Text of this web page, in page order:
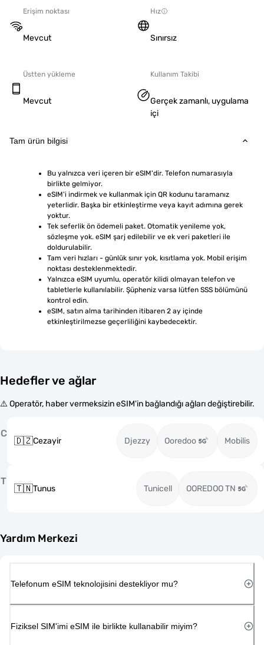
Erişim noktası
Mevcut
Hız
Sınırsız
Üstten yükleme
Mevcut
Kullanım Takibi
Gerçek zamanlı, uygulama
içi
Tam ürün bilgisi
Bu yalnızca veri içeren bir eSIM'dir. Telefon numarasıyla
birlikte gelmiyor.
eSIM'i indirmek ve kullanmak için QR kodunu taramanız
yeterlidir. Başka bir etkinleştirme veya kayıt adımına gerek
yoktur.
Tek seferlik ön ödemeli paket. Otomatik yenileme yok,
sözleşme yok. eSIM şarj edilebilir ve ek veri paketleri ile
doldurulabilir.
Tam veri hızları - günlük sınır yok, kısıtlama yok. Mobil erişim
noktası desteklenmektedir.
Yalnızca eSIM uyumlu, operatör kilidi olmayan telefon ve
tabletlerle kullanılabilir. Şüpheniz varsa lütfen SSS bölümünü
kontrol edin.
eSIM, satın alma tarihinden itibaren 2 ay içinde
etkinleştirilmezse geçerliliğini kaybedecektir.
Hedefler ve ağlar
⚠️ Operatör, haber vermeksizin eSIM'in bağlandığı ağları değiştirebilir.
C
🇩🇿Cezayir Djezzy Ooredoo Mobilis
T
🇹🇳Tunus Tunicell OOREDOO TN
Yardım Merkezi
Telefonum eSIM teknolojisini destekliyor mu?
Fiziksel SIM'imi eSIM ile birlikte kullanabilir miyim?